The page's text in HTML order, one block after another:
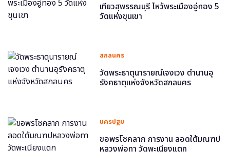
เที่ยวสุพรรณบุรี ไหว้พระเมืองอู่ทอง 5
วัดแห่งขุนเขา
สกลนคร
วัดพระธาตุนารายณ์เจงเวง ตำนานอุ
รังคธาตุแห่งจังหวัดสกลนคร
นครปฐม
ขอพรโชคลาภ การงาน ลอดใต้มณฑป
หลวงพ่อทา วัดพะเนียงแตก